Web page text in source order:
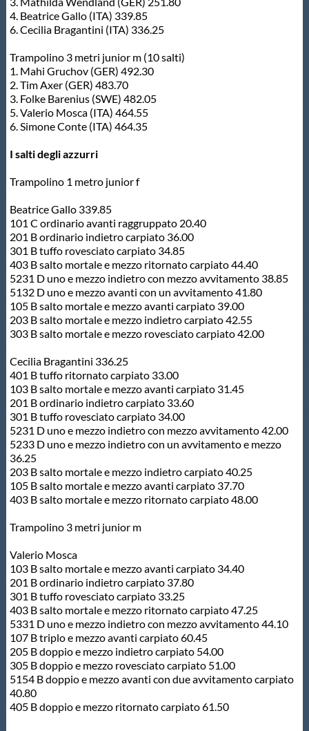
4. Beatrice Gallo (ITA) 339.85
6. Cecilia Bragantini (ITA) 336.25
Trampolino 3 metri junior m (10 salti)
1. Mahi Gruchov (GER) 492.30
2. Tim Axer (GER) 483.70
3. Folke Barenius (SWE) 482.05
5. Valerio Mosca (ITA) 464.55
6. Simone Conte (ITA) 464.35
I salti degli azzurri
Trampolino 1 metro junior f
Beatrice Gallo 339.85
101 C ordinario avanti raggruppato 20.40
201 B ordinario indietro carpiato 36.00
301 B tuffo rovesciato carpiato 34.85
403 B salto mortale e mezzo ritornato carpiato 44.40
5231 D uno e mezzo indietro con mezzo avvitamento 38.85
5132 D uno e mezzo avanti con un avvitamento 41.80
105 B salto mortale e mezzo avanti carpiato 39.00
203 B salto mortale e mezzo indietro carpiato 42.55
303 B salto mortale e mezzo rovesciato carpiato 42.00
Cecilia Bragantini 336.25
401 B tuffo ritornato carpiato 33.00
103 B salto mortale e mezzo avanti carpiato 31.45
201 B ordinario indietro carpiato 33.60
301 B tuffo rovesciato carpiato 34.00
5231 D uno e mezzo indietro con mezzo avvitamento 42.00
5233 D uno e mezzo indietro con un avvitamento e mezzo
36.25
203 B salto mortale e mezzo indietro carpiato 40.25
105 B salto mortale e mezzo avanti carpiato 37.70
403 B salto mortale e mezzo ritornato carpiato 48.00
Trampolino 3 metri junior m
Valerio Mosca
103 B salto mortale e mezzo avanti carpiato 34.40
201 B ordinario indietro carpiato 37.80
301 B tuffo rovesciato carpiato 33.25
403 B salto mortale e mezzo ritornato carpiato 47.25
5331 D uno e mezzo indietro con mezzo avvitamento 44.10
107 B triplo e mezzo avanti carpiato 60.45
205 B doppio e mezzo indietro carpiato 54.00
305 B doppio e mezzo rovesciato carpiato 51.00
5154 B doppio e mezzo avanti con due avvitamento carpiato
40.80
405 B doppio e mezzo ritornato carpiato 61.50